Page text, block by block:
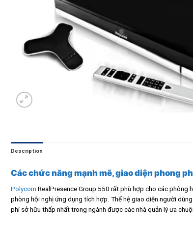
Description
Các chức năng mạnh mẽ, giao diện phong
Polycom RealPresence Group 550 rất phù hợp cho các phòng
phòng hội nghị ứng dụng tích hợp. Thế hệ giao diện người
phí sở hữu thấp nhất trong ngành được các nhà quản lý ưa